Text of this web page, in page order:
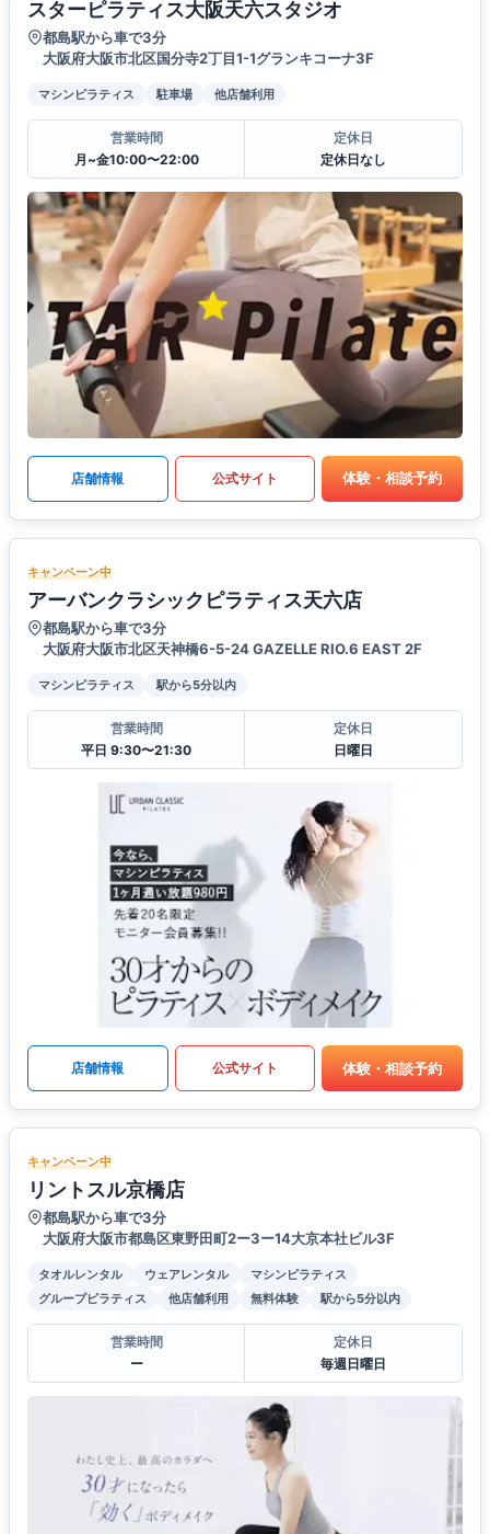
スターピラティス大阪天六スタジオ
都島駅から車で3分
大阪府大阪市北区国分寺2丁目1-1グランキコーナ3F
マシンピラティス 駐車場 他店舗利用
営業時間
月~金10:00〜22:00
定休日
定休日なし
店舗情報 公式サイト 体験・相談予約
キャンペーン中
アーバンクラシックピラティス天六店
都島駅から車で3分
大阪府大阪市北区天神橋6-5-24 GAZELLE RIO.6 EAST 2F
マシンピラティス 駅から5分以内
営業時間
平日 9:30〜21:30
定休日
日曜日
店舗情報 公式サイト 体験・相談予約
キャンペーン中
リントスル京橋店
都島駅から車で3分
大阪府大阪市都島区東野田町2ー3ー14大京本社ビル3F
タオルレンタル ウェアレンタル
マシンピラティス
グループピラティス
他店舗利用 無料体験 駅から5分以内
営業時間
ー
定休日
毎週日曜日